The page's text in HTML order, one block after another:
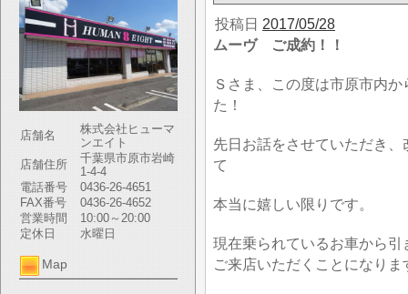
店舗名
株式会社ヒューマ
ンエイト
店舗住所
千葉県市原市岩崎
1-4-4
電話番号
0436-26-4651
FAX番号
0436-26-4652
営業時間
10:00～20:00
定休日
水曜日
Map
投稿日 2017/05/28
ムーヴ ご成約！！
Ｓさま、この度は市原市内
た！
先日お話をさせていただき
て
本当に嬉しい限りです。
現在乗られているお車から
ご来店いただくことになりま